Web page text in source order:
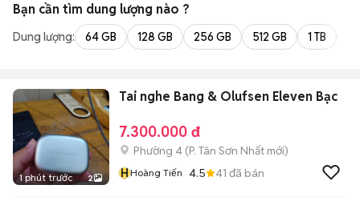
Bạn cần tìm dung lượng nào ?
Dung lượng: 64 GB 128 GB 256 GB 512 GB 1 TB
1 phút trước 2
Tai nghe Bang & Olufsen Eleven Bạc
7.300.000 đ
Phường 4 (P. Tân Sơn Nhất mới)
HHoàng Tiến 4.5 41 đã bán